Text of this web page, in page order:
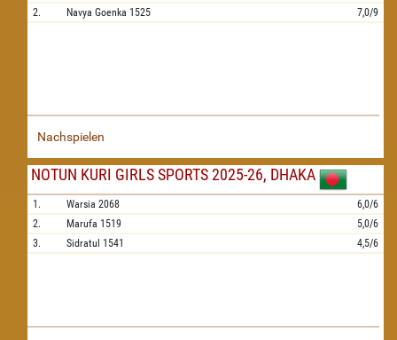
2.
Navya Goenka 1525 7,0/9
Nachspielen
NOTUN KURI GIRLS SPORTS 2025-26, DHAKA
1. Warsia 2068
6,0/6
2.
Marufa 1519
5,0/6
3.
Sidratul 1541 4,5/6